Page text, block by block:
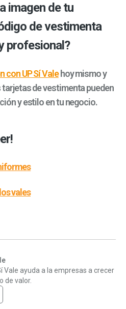
imagen de tu
de vestimenta
profesional?
con UP Sí Valehoy mismo y
de vestimenta pueden
y estilo en tu negocio.
vales
Vale ayuda a la empresas a crecer
de valor.